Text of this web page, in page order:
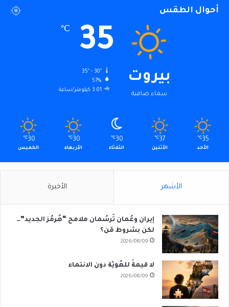
أحوال الطقس
بيروت
سماء صافية
35
℃
35º - 30º
57%
3.01 كيلومتر/ساعة
35
℃
الأحد
37
℃
الأثنين
30
℃
الثلاثاء
30
℃
الأربعاء
30
℃
الخميس
الأشهر الأخيرة
إيران وعُمان تَرسُمان ملامح “هُرمُز الجديد”…
لكن بشروط مَن؟
2026/08/09
لا قيمةَ للهُويّة دون الانتماء
2026/08/09